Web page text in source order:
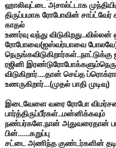
ஹாலிவுட்டை அசால்ட்டாக
திருப்பமாக ரோபோவின்
காதல்
உணர்வு வந்து
ரோபோவை(ஐஸ்வர்யாவை
ரஜினி
விடுகிறார்....தான் செய்த
உணருகிறார்...(முதல் பாதி முடிவு)
இடைவேளை வரை ரோபோ
பார்த்திருப்பீர்கள்..மன்னிக்கவும்
நண்பர்களே.நான் அதுவரைதான்
பின்......கறுப்பு
சட்டை அணிந்த குண்டர்களின்